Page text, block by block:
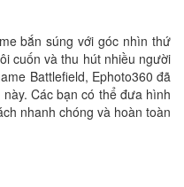
bắn súng với góc nhìn thứ
cuốn và thu hút nhiều người
Battlefield, Ephoto360 đã
Các bạn có thể đưa hình
nhanh chóng và hoàn toàn